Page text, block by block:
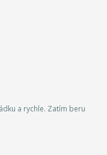
a rychle. Zatím beru